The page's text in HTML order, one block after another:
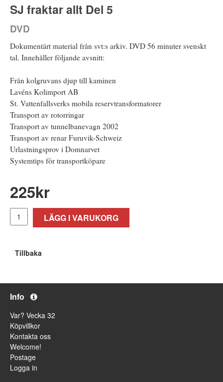
SJ fraktar allt Del 5
DVD
Dokumentärt material från svt:s arkiv. DVD 56 minuter svenskt
tal. Innehåller följande avsnitt:
Från kolgruvans djup till kaminen
Lavéns Kolimport AB
St. Vattenfallsverks mobila reservtransformatorer
Transport av rotorringar
Transport av tunnelbanevagn 2002
Transport av renar Furuvik-Schweiz
Urlastningsprov i Domnarvet
Systemtips för transportköpare
225kr
LÄGG I VARUKORG
Tillbaka
Info
Var? Vecka 32
Köpvillkor
Kontakta oss
Welcome!
Postage
Logga in